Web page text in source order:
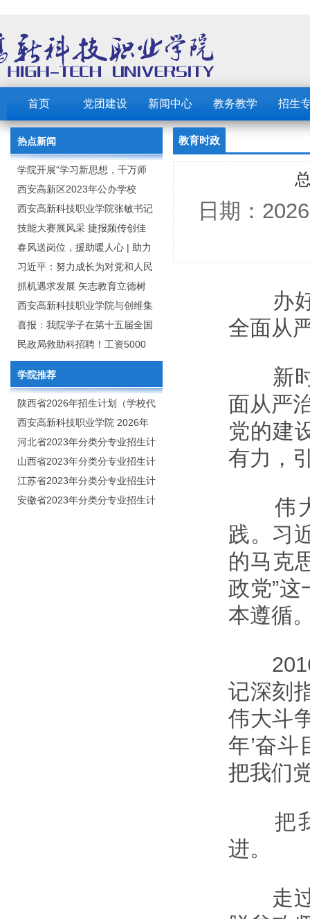
首页 党团建设 新闻中心 教务教学 招生
热点新闻
学院开展“学习新思想，千万师
生同上一堂课”活动
西安高新区2023年公办学校
（园） 公开招聘教职工公告
西安高新科技职业学院张敏书记
为全院师生党员上党课
技能大赛展风采 捷报频传创佳
绩：西安高新科技职业学院师生
在2023年陕西省职业技能大赛中
取佳绩
春风送岗位，援助暖人心 | 助力
毕业生求职就业
习近平：努力成长为对党和人民
忠诚可靠、堪当时代重任的栋梁
之才
抓机遇求发展 矢志教育立德树
人：西安高新科技职业学院召开
2020年年终总结暨表彰网络视频
会
西安高新科技职业学院与创维集
团举行校企合作签约仪式
喜报：我院学子在第十五届全国
大学生广告艺术大赛（大广
赛）、第十一届未来设计师.高校
数字艺术设计大赛（NCDA）国
赛中喜获佳绩
民政局救助科招聘！工资5000
元/月
学院推荐
陕西省2026年招生计划（学校代
码：8103）
西安高新科技职业学院 2026年
招生章程
河北省2023年分类分专业招生计
划（院校代号：1889）
山西省2023年分类分专业招生计
划（院校代号：5560）
江苏省2023年分类分专业招生计
划（院校代号：8931）
安徽省2023年分类分专业招生计
教育时政
日期：
办好
全面从
新时
面从严
党的建
有力，
伟大
践。习
的马克
政党”
本遵循
2016
记深刻
伟大斗
年’奋
把我们
把我
进。
走过